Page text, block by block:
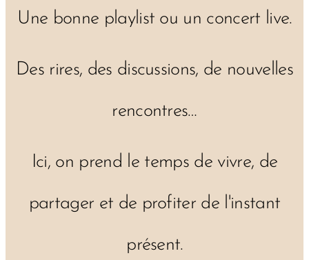
Une bonne playlist ou un concert live.
Des rires, des discussions, de nouvelles
rencontres…
Ici, on prend le temps de vivre, de
partager et de profiter de l'instant
présent.